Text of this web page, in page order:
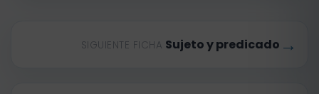
SIGUIENTE FICHA Sujeto y predicado →